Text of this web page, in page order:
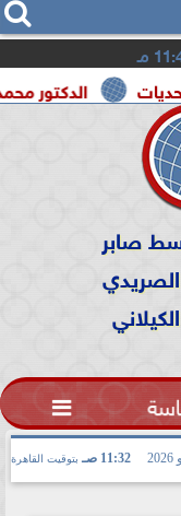
مـ
الدكتور محمد
صابر

11:32 صـ بتوقيت القاهرة